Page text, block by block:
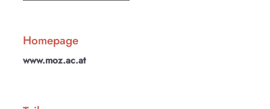
Homepage
www.moz.ac.at